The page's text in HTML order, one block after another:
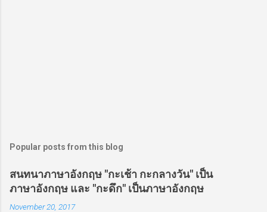
Popular posts from this blog
สนทนาภาษาอังกฤษ "กะเช้า กะกลางวัน" เป็น
ภาษาอังกฤษ และ "กะดึก" เป็นภาษาอังกฤษ
November 20, 2017